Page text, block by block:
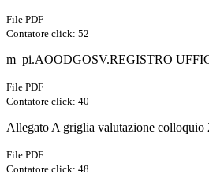
File PDF
Contatore click: 52
m_pi.AOODGOSV.REGISTRO
File PDF
Contatore click: 40
Allegato A griglia valutazione colloquio
File PDF
Contatore click: 48